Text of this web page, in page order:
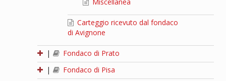
Carteggio ricevuto dal fondaco
di Avignone
|
Fondaco di Prato
|
Fondaco di Pisa